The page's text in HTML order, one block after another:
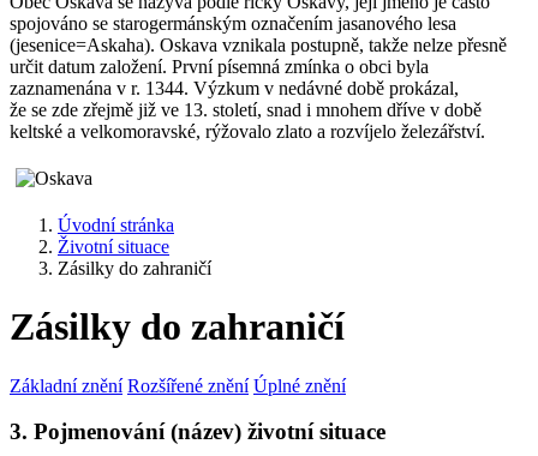
spojováno se starogermánským označením jasanového lesa
(jesenice=Askaha). Oskava vznikala postupně, takže nelze přesně
určit datum založení. První písemná zmínka o obci byla
zaznamenána v r. 1344. Výzkum v nedávné době prokázal,
že se zde zřejmě již ve 13. století, snad i mnohem dříve v době
keltské a velkomoravské, rýžovalo zlato a rozvíjelo železářství.
Úvodní stránka
Životní situace
Zásilky do zahraničí
Zásilky do zahraničí
Základní znění Rozšířené znění Úplné znění
3. Pojmenování (název) životní situace